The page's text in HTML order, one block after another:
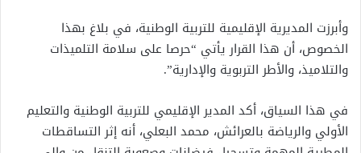
وأبرزت المديرية الإقليمية للتربية الوطنية، في بلاغ بهذا
الخصوص، أن هذا القرار يأتي “حرصا على سلامة التلميذات
والتلاميذ، والأطر التربوية والإدارية”.
في هذا السياق، أكد المدير الإقليمي للتربية الوطنية والتعليم
الأولي والرياضة بالعرائش، محمد البعلي، أنه إثر التساقطات